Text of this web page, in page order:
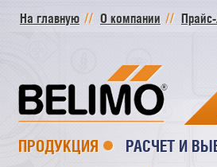
На главную О компании
ПРОДУКЦИЯ РАСЧЕТ И